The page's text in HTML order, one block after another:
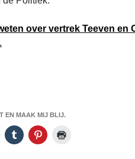
over vertrek Teeven en
Teeven en Opstelten Debacle
EN MAAK MIJ BLIJ.